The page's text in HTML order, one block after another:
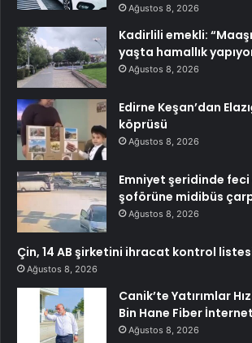
Ağustos 8, 2026
Kadirlili emekli:
yaşta hamallık
Ağustos 8, 2026
Edirne Keşan’dan
köprüsü
Ağustos 8, 2026
Emniyet şeridinde feci
şoförüne midibüs
Ağustos 8, 2026
Çin, 14 AB şirketini ihracat kontrol
Ağustos 8, 2026
Canik’te Yatırımlar
Bin Hane Fiber
Ağustos 8, 2026